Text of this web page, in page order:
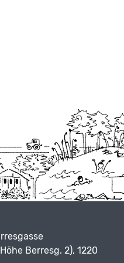
Berresg. 2), 1220